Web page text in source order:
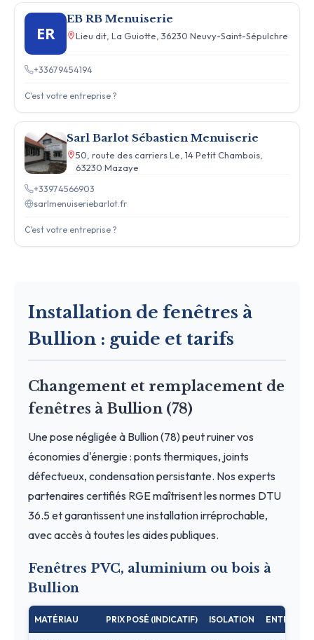
ER
EB RB Menuiserie
Lieu dit, La Guiotte, 36230 Neuvy-Saint-Sépulchre
+33679454194
C'est votre entreprise ?
Sarl Barlot Sébastien Menuiserie
50, route des carriers Le, 14 Petit Chambois,
63230 Mazaye
+33974566903
sarlmenuiseriebarlot.fr
C'est votre entreprise ?
Installation de fenêtres à
Bullion : guide et tarifs
Changement et remplacement de
fenêtres à Bullion (78)
Une pose négligée à Bullion (78) peut ruiner vos
économies d'énergie : ponts thermiques, joints
défectueux, condensation persistante. Nos experts
partenaires certifiés RGE maîtrisent les normes DTU
36.5 et garantissent une installation irréprochable,
avec accès à toutes les aides publiques.
Fenêtres PVC, aluminium ou bois à
Bullion
MATÉRIAU PRIX POSÉ (INDICATIF) ISOLATION ENTRETIEN